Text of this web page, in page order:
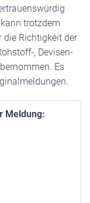
trotzdem
die Richtigkeit der
, Devisen-
Es
Meldung: